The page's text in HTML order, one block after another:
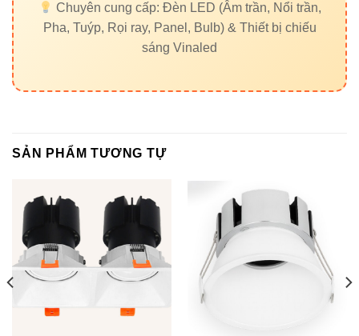
Chuyên cung cấp: Đèn LED (Âm trần, Nổi trần,
Pha, Tuýp, Rọi ray, Panel, Bulb) & Thiết bị chiếu
sáng Vinaled
SẢN PHẨM TƯƠNG TỰ